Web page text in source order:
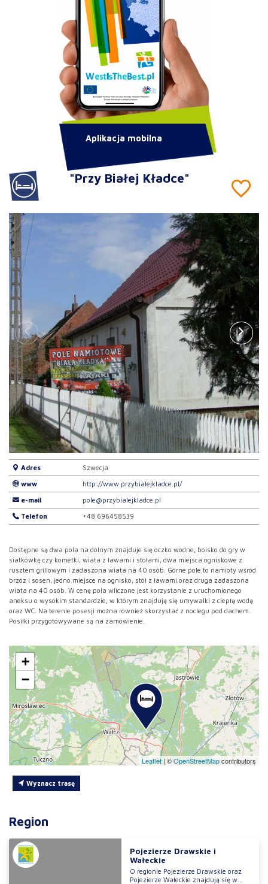
"Przy Białej Kładce"
Adres Szwecja
www http://www.przybialejkladce.pl/
e-mail pole@przybialejkladce.pl
Telefon +48 696458539
Dostępne są dwa pola na dolnym znajduje się oczko wodne, boisko do gry w
siatkówkę czy kometki, wiata z ławami i stołami, dwa miejsca ogniskowe z
rusztem grillowym i zadaszona wiata na 40 osób. Górne pole to namioty wśród
brzóz i sosen, jedno miejsce na ognisko, stół z ławami oraz druga zadaszona
wiata na 40 osób. W cenę pola wliczone jest korzystanie z uruchomionego
aneksu o wysokim standardzie, w którym znajdują się umywalki z ciepłą wodą
oraz WC. Na terenie posesji można również skorzystać z noclegu pod dachem.
Posiłki przygotowywane są na zamówienie.
+
−
Leaflet | ©OpenStreetMapcontributors
Wyznacz trasę
Region
Pojezierze Drawskie i
Wałeckie
O regionie Pojezierze Drawskie oraz
Pojezierze Wałeckie znajdują się w...
Aplikacja mobilna